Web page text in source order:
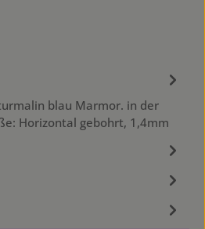
blau Marmor. in der
Horizontal gebohrt, 1,4mm